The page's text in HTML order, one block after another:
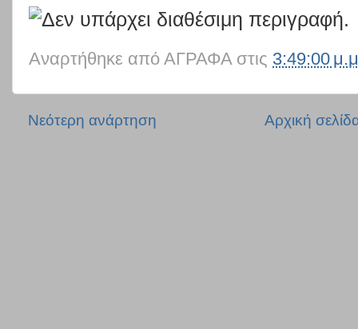
Αναρτήθηκε από ΑΓΡΑΦΑ στις 3:49:00
Νεότερη ανάρτηση Αρχική